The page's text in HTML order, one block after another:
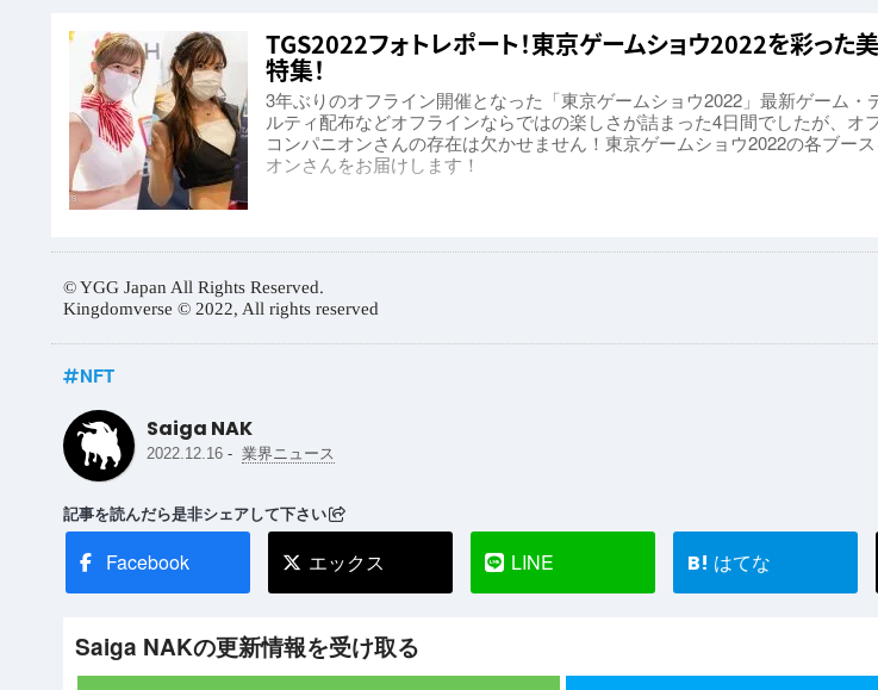
TGS2022フォトレポート！東京ゲームショウ2022を彩った
特集！
3年ぶりのオフライン開催となった「東京ゲームショウ2022」最新ゲーム・
ルティ配布などオフラインならではの楽しさが詰まった4日間でしたが、オ
コンパニオンさんの存在は欠かせません！東京ゲームショウ2022の各ブー
オンさんをお届けします！
© YGG Japan All Rights Reserved.
Kingdomverse © 2022, All rights reserved
NFT
Saiga NAK
2022.12.16- 業界ニュース
記事を読んだら是非シェアして下さい
Facebook エックス LINE B! はてな
Saiga NAKの更新情報を受け取る